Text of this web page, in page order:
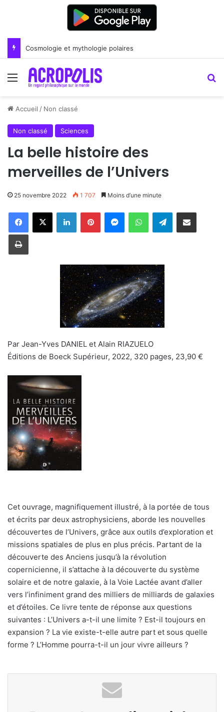
Renoir : la peinture comme un art du lien
Menu
Accueil / Non classé
Non classé Sciences
La belle histoire des
merveilles de l’Univers
25 novembre 2022 1 707 Moins d’une minute
LinkedinPinterestMessengerWhatsAppTelegramPartager par email
Imprimer
Par Jean-Yves DANIEL et Alain RIAZUELO
Éditions de Boeck Supérieur, 2022, 320 pages, 23,90 €
Cet ouvrage, magnifiquement illustré, à la portée de tous
et écrits par deux astrophysiciens, aborde les nouvelles
découvertes de l’Univers, grâce aux outils d’exploration et
missions spatiales de plus en plus précis. Partant de la
découverte des Anciens jusqu’à la révolution
copernicienne, il s’attache à la découverte du système
solaire et de notre galaxie, à la Voie Lactée avant d’aller
vers l’infiniment grand des milliers de milliards de galaxies
et d’étoiles. Ce livre tente de réponse aux questions
suivantes : L’Univers a-t-il une limite ? Est-il toujours en
expansion ? La vie existe-t-elle autre part et sous quelle
forme ? L’Homme pourra-t-il un jour vivre ailleurs ?